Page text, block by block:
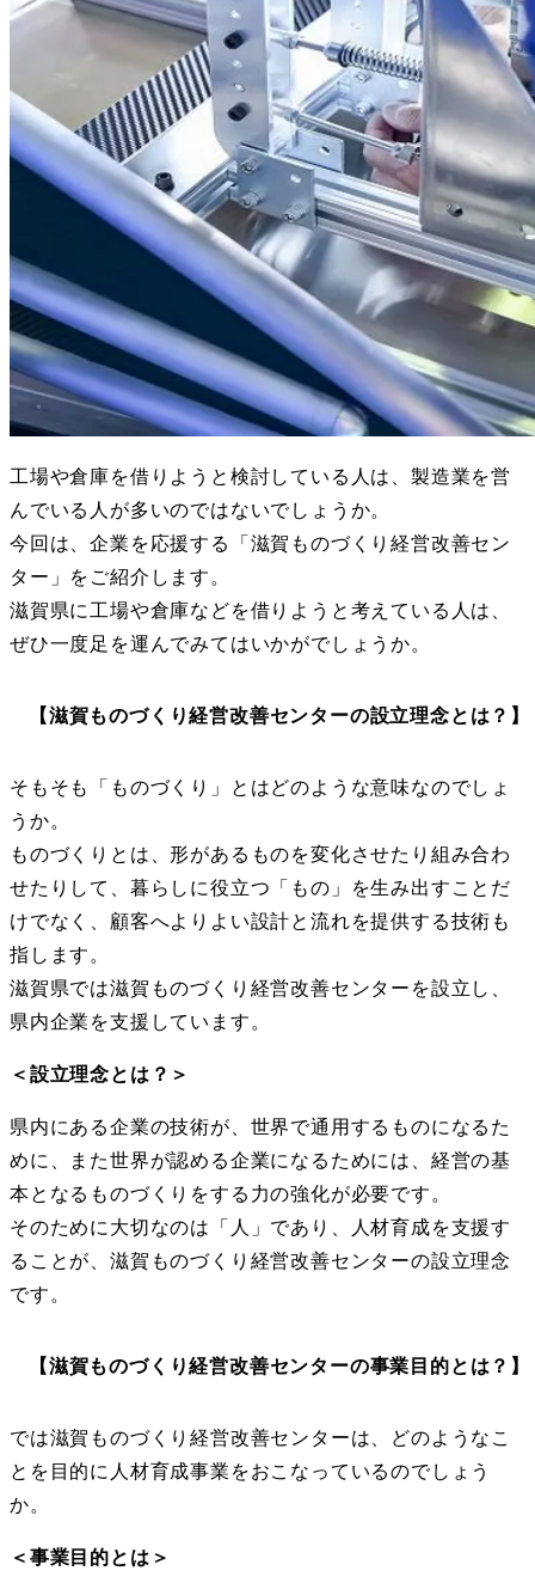
工場や倉庫を借りようと検討している人は、製造業を営
んでいる人が多いのではないでしょうか。
今回は、企業を応援する「滋賀ものづくり経営改善セン
ター」をご紹介します。
滋賀県に工場や倉庫などを借りようと考えている人は、
ぜひ一度足を運んでみてはいかがでしょうか。
【滋賀ものづくり経営改善センターの設立理念とは？】
そもそも「ものづくり」とはどのような意味なのでしょ
うか。
ものづくりとは、形があるものを変化させたり組み合わ
せたりして、暮らしに役立つ「もの」を生み出すことだ
けでなく、顧客へよりよい設計と流れを提供する技術も
指します。
滋賀県では滋賀ものづくり経営改善センターを設立し、
県内企業を支援しています。
＜設立理念とは？＞
県内にある企業の技術が、世界で通用するものになるた
めに、また世界が認める企業になるためには、経営の基
本となるものづくりをする力の強化が必要です。
そのために大切なのは「人」であり、人材育成を支援す
ることが、滋賀ものづくり経営改善センターの設立理念
です。
【滋賀ものづくり経営改善センターの事業目的とは？】
では滋賀ものづくり経営改善センターは、どのようなこ
とを目的に人材育成事業をおこなっているのでしょう
か。
＜事業目的とは＞